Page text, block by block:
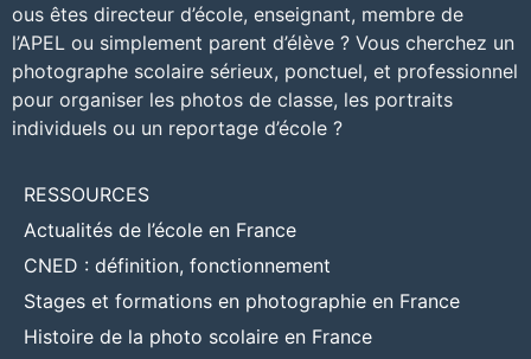
ous êtes directeur d’école, enseignant, membre de
l’APEL ou simplement parent d’élève ? Vous cherchez un
photographe scolaire sérieux, ponctuel, et professionnel
pour organiser les photos de classe, les portraits
individuels ou un reportage d’école ?
RESSOURCES
Actualités de l’école en France
CNED : définition, fonctionnement
Stages et formations en photographie en France
Histoire de la photo scolaire en France